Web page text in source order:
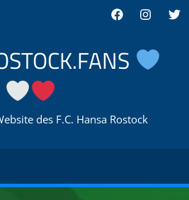
Facebook
des F.C. Hansa Rostock